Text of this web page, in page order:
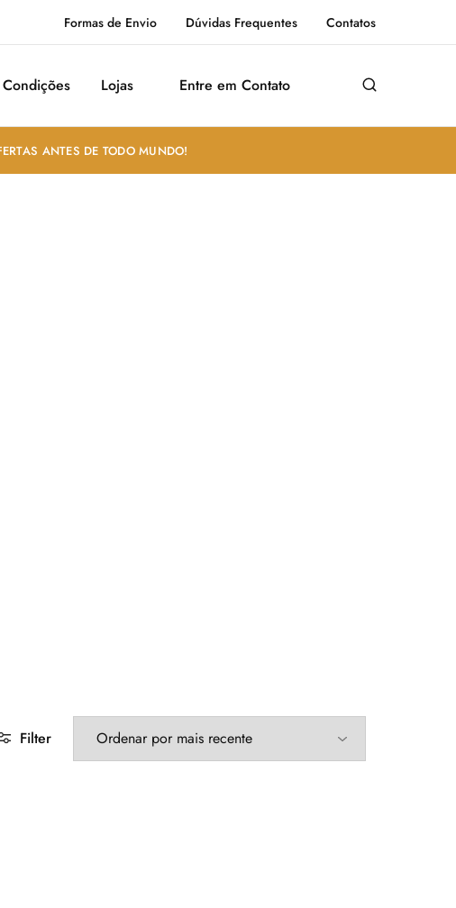
Formas de Envio Dúvidas Frequentes Contatos
Lojas Entre em Contato
ANTES DE TODO MUNDO!
Filter